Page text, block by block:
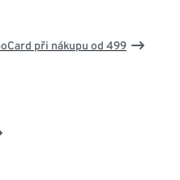
při nákupu od 499